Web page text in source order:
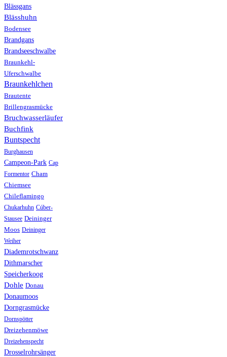
Blässgans
Blässhuhn
Bodensee
Brandgans
Brandseeschwalbe
Braunkehl-
Uferschwalbe
Braunkehlchen
Brautente
Brillengrasmücke
Bruchwasserläufer
Buchfink
Buntspecht
Burghausen
Campeon-Park Cap
Formentor Cham
Chiemsee
Chileflamingo
Chukarhuhn Cúber-
Stausee Deininger
Moos Deininger
Weiher
Diademrotschwanz
Dithmarscher
Speicherkoog
Dohle Donau
Donaumoos
Dorngrasmücke
Dornspötter
Dreizehenmöwe
Dreizehenspecht
Drosselrohrsänger